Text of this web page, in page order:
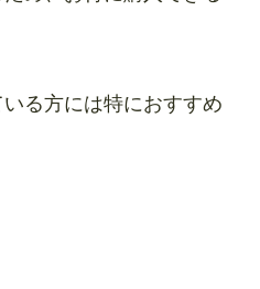
る方には特におすすめ